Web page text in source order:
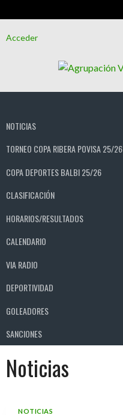
alAcceder
NOTICIAS
TORNEO COPA RIBERA POVISA 25/26
COPA DEPORTES BALBI 25/26
CLASIFICACIÓN
HORARIOS/RESULTADOS
CALENDARIO
VIA RADIO
DEPORTIVIDAD
GOLEADORES
SANCIONES
Noticias
NOTICIAS